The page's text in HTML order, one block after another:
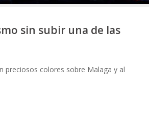
sin subir una de las
preciosos colores sobre Malaga y al